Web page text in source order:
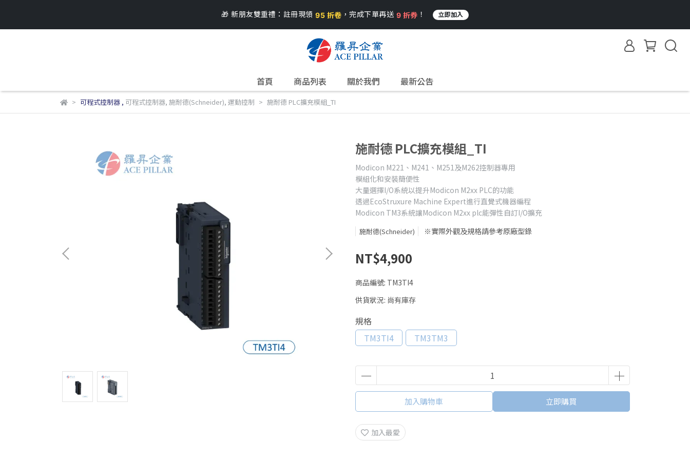
🎁 新朋友雙重禮：註冊現領95 折卷 ，完成下單再送 9 折券 ！ 立即加入
首頁 商品列表 關於我們 最新公告
可程式控制器, 可程式控制器, 施耐德(Schneider), 運動控制 施耐德 PLC擴充模組_TI
施耐德 PLC擴充模組_TI
Modicon M221、M241、M251及M262控制器專用
模組化和安裝簡便性
大量選擇I/O系統以提升Modicon M2xx PLC的功能
透過EcoStruxure Machine Expert進行直覺式機器編程
Modicon TM3系統讓Modicon M2xx plc能彈性自訂I/O擴充
施耐德(Schneider) ※實際外觀及規格請參考原廠型錄
NT$4,900
商品編號: TM3TI4
供貨狀況: 尚有庫存
規格
TM3TI4
TM3TM3
加入購物車 立即購買
加入最愛